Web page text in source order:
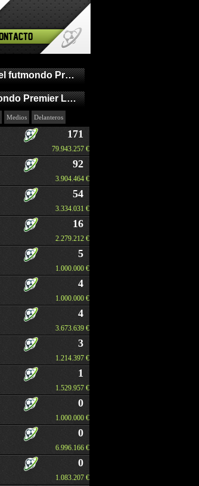
Último video del futmondo Premier League
Plantilla - futmondo Premier League
Medios Delanteros
171
79.943.257 €
92
3.904.464 €
54
3.334.031 €
16
2.279.212 €
5
1.000.000 €
4
1.000.000 €
4
3.673.639 €
3
1.214.397 €
1
1.529.957 €
0
1.000.000 €
0
6.996.166 €
0
1.083.207 €